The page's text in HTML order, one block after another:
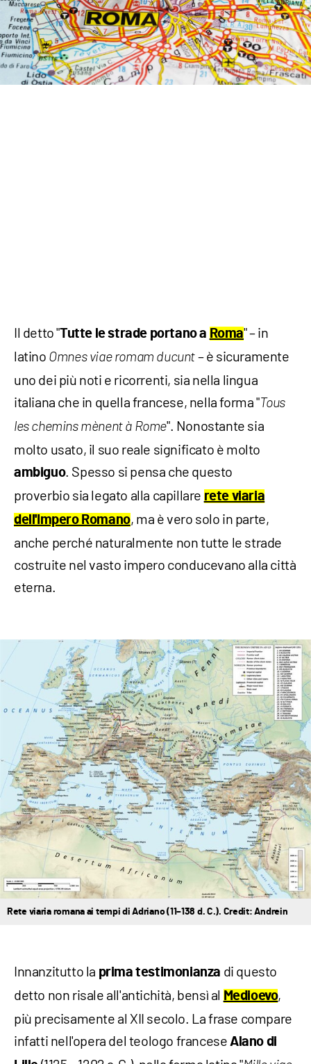
Il detto "Tutte le strade portano a Roma" – in
latino Omnes viae romam ducunt – è sicuramente
uno dei più noti e ricorrenti, sia nella lingua
italiana che in quella francese, nella forma "Tous
les chemins mènent à Rome". Nonostante sia
molto usato, il suo reale significato è molto
ambiguo. Spesso si pensa che questo
proverbio sia legato alla capillare rete viaria
dell'Impero Romano, ma è vero solo in parte,
anche perché naturalmente non tutte le strade
costruite nel vasto impero conducevano alla città
eterna.
Rete viaria romana ai tempi di Adriano (11–138 d. C.). Credit: Andrein
Innanzitutto la prima testimonianza di questo
detto non risale all'antichità, bensì al Medioevo,
più precisamente al XII secolo. La frase compare
infatti nell'opera del teologo francese Alano di